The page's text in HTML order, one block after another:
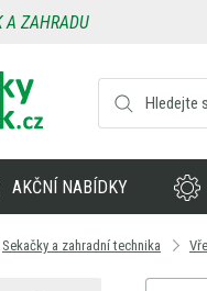
A ZAHRADU
AKČNÍ NABÍDKY
Sekačky a zahradní technika